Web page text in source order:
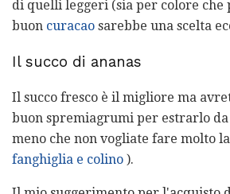
di quelli leggeri (sia per colore che
buon curacao sarebbe una scelta
Il succo di ananas
Il succo fresco è il migliore ma
buon spremiagrumi per estrarlo da
meno che non vogliate fare molto
fanghiglia e colino ).